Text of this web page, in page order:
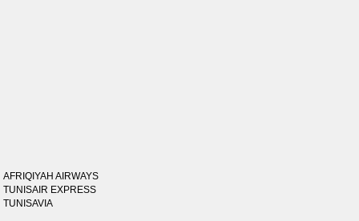
AFRIQIYAH AIRWAYS
TUNISAIR EXPRESS
TUNISAVIA